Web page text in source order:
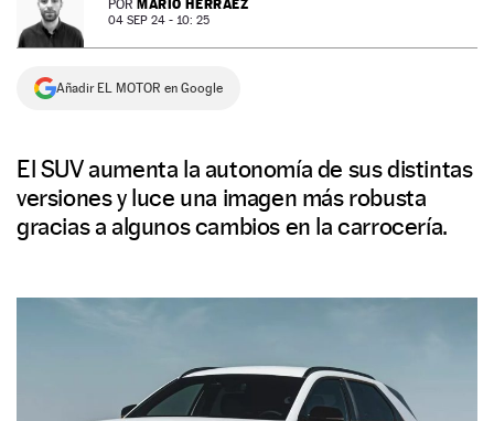
NEWSLETTER
SÍGUENOS
POR MARIO HERRÁEZ
04 SEP 24 - 10: 25
Añadir EL MOTOR en Google
El SUV aumenta la autonomía de sus distintas
versiones y luce una imagen más robusta
gracias a algunos cambios en la carrocería.